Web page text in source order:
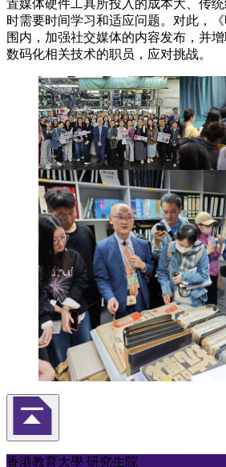
置媒体硬件工具所投入的成本大、传
时需要时间学习和适应问题。对此，
围内，加强社交媒体的内容发布，并
数码化相关技术的职员，应对挑战。
返回頁首
香港教育大學 研究生院